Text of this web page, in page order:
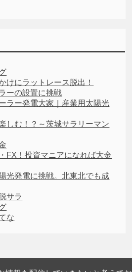
けにラットレース脱出！
ーの設置に挑戦
ラー発電大家｜産業用太陽光
しむ！？～茨城サラリーマン
FX！投資マニアになれば大金
光発電に挑戦。北東北でも成
サラ
な